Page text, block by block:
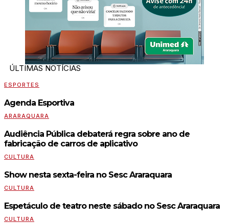
ÚLTIMAS NOTÍCIAS
ESPORTES
Agenda Esportiva
ARARAQUARA
Audiência Pública debaterá regra sobre ano de
fabricação de carros de aplicativo
CULTURA
Show nesta sexta-feira no Sesc Araraquara
CULTURA
Espetáculo de teatro neste sábado no Sesc Araraquara
CULTURA